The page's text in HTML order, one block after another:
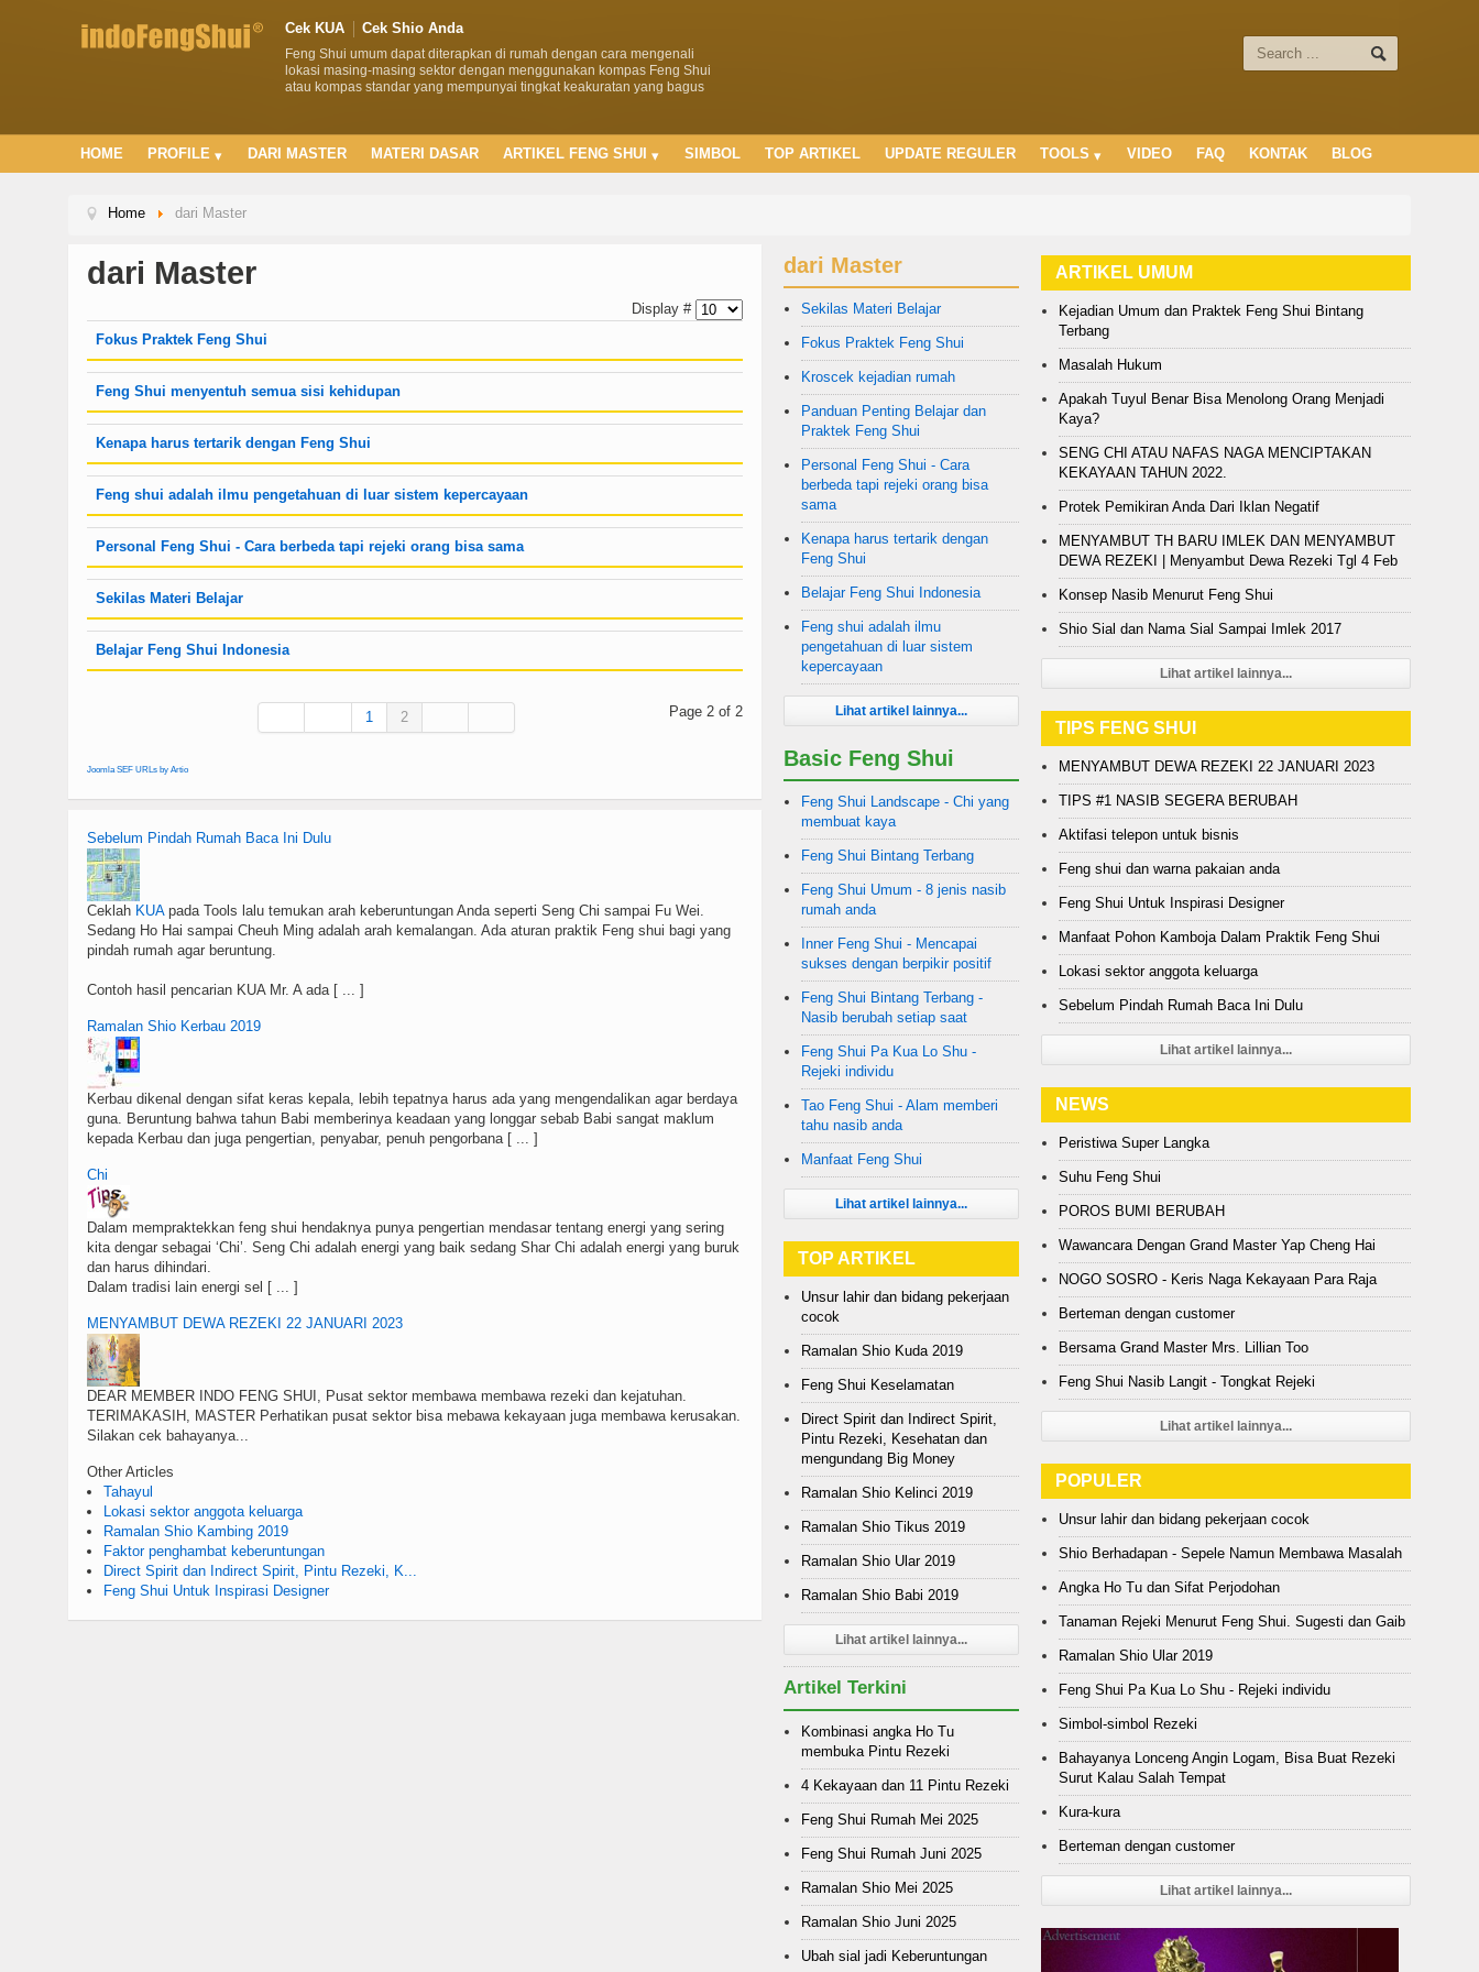
Cek KUA Cek Shio Anda
Feng Shui umum dapat diterapkan di rumah dengan cara mengenali
lokasi masing-masing sektor dengan menggunakan kompas Feng Shui
atau kompas standar yang mempunyai tingkat keakuratan yang bagus
HOME PROFILE DARI MASTER MATERI DASAR ARTIKEL FENG SHUI SIMBOL TOP ARTIKEL UPDATE REGULER TOOLS VIDEO FAQ KONTAK BLOG
Home dari Master
dari Master
Display #
Fokus Praktek Feng Shui
Feng Shui menyentuh semua sisi kehidupan
Kenapa harus tertarik dengan Feng Shui
Feng shui adalah ilmu pengetahuan di luar sistem kepercayaan
Personal Feng Shui - Cara berbeda tapi rejeki orang bisa sama
Sekilas Materi Belajar
Belajar Feng Shui Indonesia
Page 2 of 2
1 2
Joomla SEF URLs by Artio
Sebelum Pindah Rumah Baca Ini Dulu
Ceklah KUApada Tools lalu temukan arah keberuntungan Anda seperti Seng Chi sampai Fu Wei.
Sedang Ho Hai sampai Cheuh Ming adalah arah kemalangan. Ada aturan praktik Feng shui bagi yang
pindah rumah agar beruntung.
Contoh hasil pencarian KUA Mr. A ada [ ... ]
Ramalan Shio Kerbau 2019
Kerbau dikenal dengan sifat keras kepala, lebih tepatnya harus ada yang mengendalikan agar berdaya
guna. Beruntung bahwa tahun Babi memberinya keadaan yang longgar sebab Babi sangat maklum
kepada Kerbau dan juga pengertian, penyabar, penuh pengorbana [ ... ]
Chi
Dalam mempraktekkan feng shui hendaknya punya pengertian mendasar tentang energi yang sering
kita dengar sebagai ‘Chi’. Seng Chi adalah energi yang baik sedang Shar Chi adalah energi yang buruk
dan harus dihindari.
Dalam tradisi lain energi sel [ ... ]
MENYAMBUT DEWA REZEKI 22 JANUARI 2023
DEAR MEMBER INDO FENG SHUI, Pusat sektor membawa membawa rezeki dan kejatuhan.
TERIMAKASIH, MASTER Perhatikan pusat sektor bisa mebawa kekayaan juga membawa kerusakan.
Silakan cek bahayanya...
Other Articles
Tahayul
Lokasi sektor anggota keluarga
Ramalan Shio Kambing 2019
Faktor penghambat keberuntungan
Direct Spirit dan Indirect Spirit, Pintu Rezeki, K...
Feng Shui Untuk Inspirasi Designer
dari Master
Sekilas Materi Belajar
Fokus Praktek Feng Shui
Kroscek kejadian rumah
Panduan Penting Belajar dan
Praktek Feng Shui
Personal Feng Shui - Cara
berbeda tapi rejeki orang bisa
sama
Kenapa harus tertarik dengan
Feng Shui
Belajar Feng Shui Indonesia
Feng shui adalah ilmu
pengetahuan di luar sistem
kepercayaan
Lihat artikel lainnya...
Basic Feng Shui
Feng Shui Landscape - Chi yang
membuat kaya
Feng Shui Bintang Terbang
Feng Shui Umum - 8 jenis nasib
rumah anda
Inner Feng Shui - Mencapai
sukses dengan berpikir positif
Feng Shui Bintang Terbang -
Nasib berubah setiap saat
Feng Shui Pa Kua Lo Shu -
Rejeki individu
Tao Feng Shui - Alam memberi
tahu nasib anda
Manfaat Feng Shui
Lihat artikel lainnya...
TOP ARTIKEL
Unsur lahir dan bidang pekerjaan
cocok
Ramalan Shio Kuda 2019
Feng Shui Keselamatan
Direct Spirit dan Indirect Spirit,
Pintu Rezeki, Kesehatan dan
mengundang Big Money
Ramalan Shio Kelinci 2019
Ramalan Shio Tikus 2019
Ramalan Shio Ular 2019
Ramalan Shio Babi 2019
Lihat artikel lainnya...
Artikel Terkini
Kombinasi angka Ho Tu
membuka Pintu Rezeki
4 Kekayaan dan 11 Pintu Rezeki
Feng Shui Rumah Mei 2025
Feng Shui Rumah Juni 2025
Ramalan Shio Mei 2025
Ramalan Shio Juni 2025
Ubah sial jadi Keberuntungan
ARTIKEL UMUM
Kejadian Umum dan Praktek Feng Shui Bintang
Terbang
Masalah Hukum
Apakah Tuyul Benar Bisa Menolong Orang Menjadi
Kaya?
SENG CHI ATAU NAFAS NAGA MENCIPTAKAN
KEKAYAAN TAHUN 2022.
Protek Pemikiran Anda Dari Iklan Negatif
MENYAMBUT TH BARU IMLEK DAN MENYAMBUT
DEWA REZEKI | Menyambut Dewa Rezeki Tgl 4 Feb
Konsep Nasib Menurut Feng Shui
Shio Sial dan Nama Sial Sampai Imlek 2017
Lihat artikel lainnya...
TIPS FENG SHUI
MENYAMBUT DEWA REZEKI 22 JANUARI 2023
TIPS #1 NASIB SEGERA BERUBAH
Aktifasi telepon untuk bisnis
Feng shui dan warna pakaian anda
Feng Shui Untuk Inspirasi Designer
Manfaat Pohon Kamboja Dalam Praktik Feng Shui
Lokasi sektor anggota keluarga
Sebelum Pindah Rumah Baca Ini Dulu
Lihat artikel lainnya...
NEWS
Peristiwa Super Langka
Suhu Feng Shui
POROS BUMI BERUBAH
Wawancara Dengan Grand Master Yap Cheng Hai
NOGO SOSRO - Keris Naga Kekayaan Para Raja
Berteman dengan customer
Bersama Grand Master Mrs. Lillian Too
Feng Shui Nasib Langit - Tongkat Rejeki
Lihat artikel lainnya...
POPULER
Unsur lahir dan bidang pekerjaan cocok
Shio Berhadapan - Sepele Namun Membawa Masalah
Angka Ho Tu dan Sifat Perjodohan
Tanaman Rejeki Menurut Feng Shui. Sugesti dan Gaib
Ramalan Shio Ular 2019
Feng Shui Pa Kua Lo Shu - Rejeki individu
Simbol-simbol Rezeki
Bahayanya Lonceng Angin Logam, Bisa Buat Rezeki
Surut Kalau Salah Tempat
Kura-kura
Berteman dengan customer
Lihat artikel lainnya...